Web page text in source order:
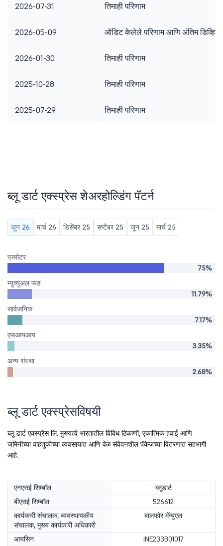
2026-07-31 तिमाही परिणाम
2026-05-09 ऑडिट केलेले परिणाम आणि अंतिम
2026-01-30 तिमाही परिणाम
2025-10-28 तिमाही परिणाम
2025-07-29 तिमाही परिणाम
ब्लू डार्ट एक्स्प्रेस शेअरहोल्डिंग पॅटर्न
जून 26 मार्च 26 डिसेंबर 25 सप्टेंबर 25 जून 25 मार्च 25
प्रमोटर
75%
म्युच्युअल फंड
11.79%
सार्वजनिक
7.17%
एफआयआय
3.35%
अन्य संस्था
2.68%
ब्लू डार्ट एक्स्प्रेसविषयी
ब्लू डार्ट एक्स्प्रेस लि. मुख्यत्वे भारतातील विविध ठिकाणी, एकात्मिक हवाई आणि
जमिनीच्या वाहतुकीच्या व्यवसायात आणि वेळ संवेदनशील पॅकेजच्या वितरणात सहभागी
आहे.
एनएसई सिम्बॉल
ब्लूडार्ट
बीएसई सिम्बॉल
526612
कार्यकारी संचालक, व्यवस्थापकीय
संचालक, मुख्य कार्यकारी अधिकारी
बालफोर मॅन्युएल
आयसिन INE233B01017